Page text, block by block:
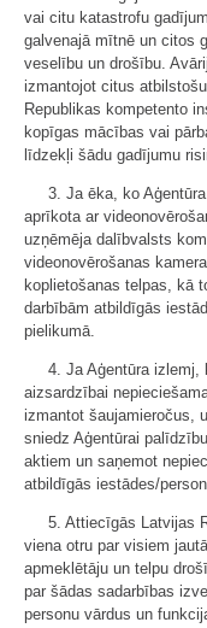
vai citu katastrofu
galvenajā mītnē un citos
veselību un drošību.
izmantojot citus
Republikas kompetento
kopīgas mācības vai
līdzekļi šādu gadījumu
3. Ja ēka, ko
aprīkota ar
uzņēmēja dalībvalsts
videonovērošanas
koplietošanas telpas, kā
darbībām atbildīgās
pielikumā.
4. Ja Aģentūra izlemj,
aizsardzībai
izmantot šaujamieročus,
sniedz Aģentūrai
aktiem un saņemot
atbildīgās iestādes/
5. Attiecīgās Latvijas
viena otru par visiem
apmeklētāju un telpu
par šādas sadarbības
personu vārdus un